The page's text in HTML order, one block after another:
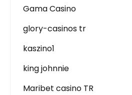
Gama Casino
glory-casinos tr
kaszino1
king johnnie
Maribet casino TR